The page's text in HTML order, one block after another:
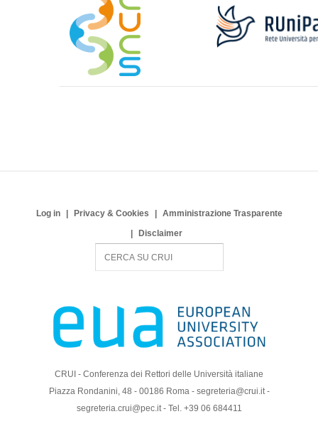
Log in Privacy & Cookies
Amministrazione Trasparente
Disclaimer
c
CRUI - Conferenza dei Rettori delle Università italiane
Piazza Rondanini, 48 - 00186 Roma - segreteria@crui.it -
segreteria.crui@pec.it - Tel. +39 06 684411